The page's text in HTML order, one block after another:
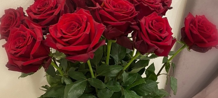
Б
В
П
Р
С